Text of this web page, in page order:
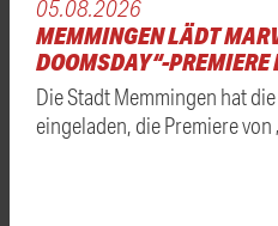
05.08.2026
MEMMINGEN LÄDT
DOOMSDAY“-PREMIERE
Die Stadt Memmingen hat
eingeladen, die Premiere von